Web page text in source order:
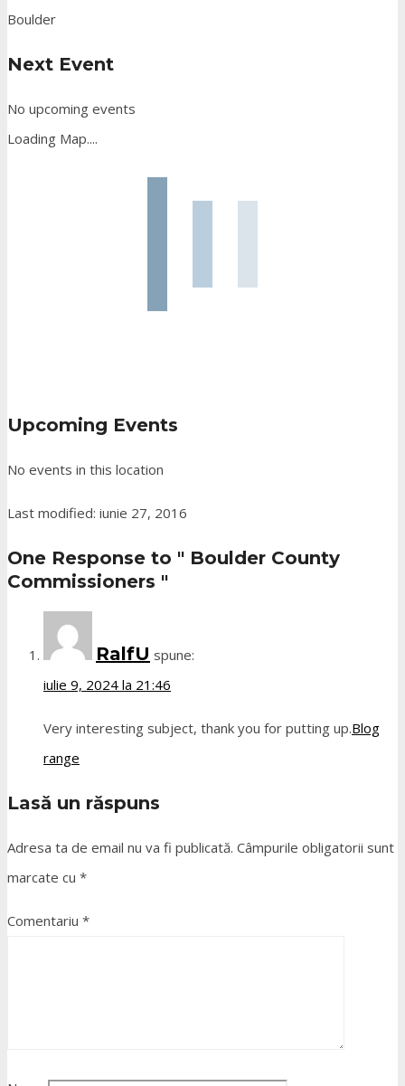
Boulder
Next Event
No upcoming events
Loading Map....
Upcoming Events
No events in this location
Last modified: iunie 27, 2016
One Response to " Boulder County
Commissioners "
RalfU spune:
iulie 9, 2024 la 21:46
Very interesting subject, thank you for putting up.Blog
range
Lasă un răspuns
Adresa ta de email nu va fi publicată. Câmpurile obligatorii sunt
marcate cu *
Comentariu *